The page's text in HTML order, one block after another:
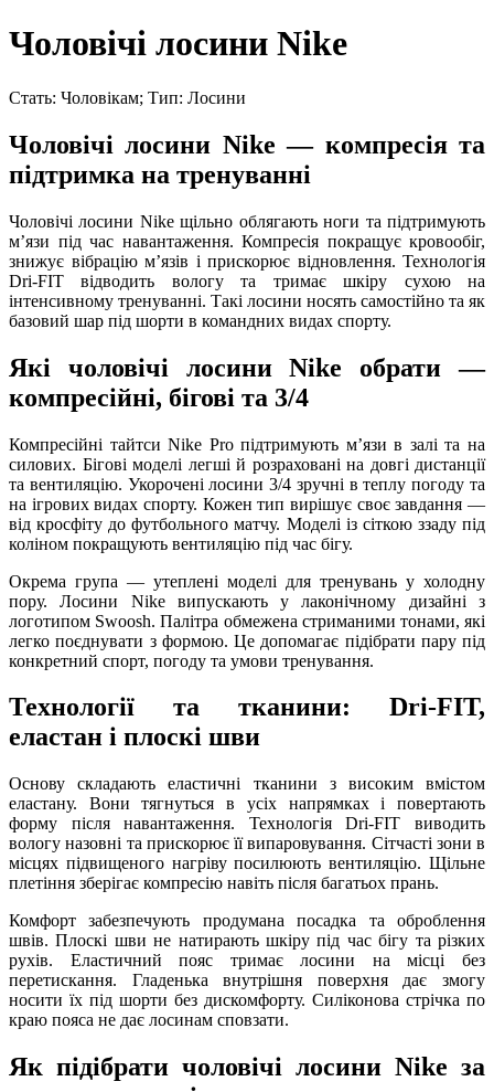
Чоловічі лосини Nike
Стать: Чоловікам; Тип: Лосини
Чоловічі лосини Nike — компресія та
підтримка на тренуванні
Чоловічі лосини Nike щільно облягають ноги та підтримують
мʼязи під час навантаження. Компресія покращує кровообіг,
знижує вібрацію мʼязів і прискорює відновлення. Технологія
Dri-FIT відводить вологу та тримає шкіру сухою на
інтенсивному тренуванні. Такі лосини носять самостійно та як
базовий шар під шорти в командних видах спорту.
Які чоловічі лосини Nike обрати —
компресійні, бігові та 3/4
Компресійні тайтси Nike Pro підтримують мʼязи в залі та на
силових. Бігові моделі легші й розраховані на довгі дистанції
та вентиляцію. Укорочені лосини 3/4 зручні в теплу погоду та
на ігрових видах спорту. Кожен тип вирішує своє завдання —
від кросфіту до футбольного матчу. Моделі із сіткою ззаду під
коліном покращують вентиляцію під час бігу.
Окрема група — утеплені моделі для тренувань у холодну
пору. Лосини Nike випускають у лаконічному дизайні з
логотипом Swoosh. Палітра обмежена стриманими тонами, які
легко поєднувати з формою. Це допомагає підібрати пару під
конкретний спорт, погоду та умови тренування.
Технології та тканини: Dri-FIT,
еластан і плоскі шви
Основу складають еластичні тканини з високим вмістом
еластану. Вони тягнуться в усіх напрямках і повертають
форму після навантаження. Технологія Dri-FIT виводить
вологу назовні та прискорює її випаровування. Сітчасті зони в
місцях підвищеного нагріву посилюють вентиляцію. Щільне
плетіння зберігає компресію навіть після багатьох прань.
Комфорт забезпечують продумана посадка та оброблення
швів. Плоскі шви не натирають шкіру під час бігу та різких
рухів. Еластичний пояс тримає лосини на місці без
перетискання. Гладенька внутрішня поверхня дає змогу
носити їх під шорти без дискомфорту. Силіконова стрічка по
краю пояса не дає лосинам сповзати.
Як підібрати чоловічі лосини Nike за